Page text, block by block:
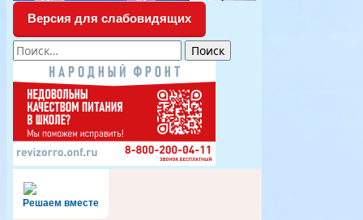
Версия для слабовидящих
Найти:
Решаем вместе